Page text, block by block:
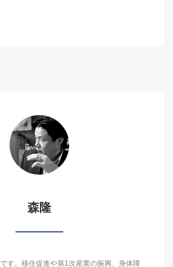
森隆
す。移住促進や第1次産業の振興、身体障